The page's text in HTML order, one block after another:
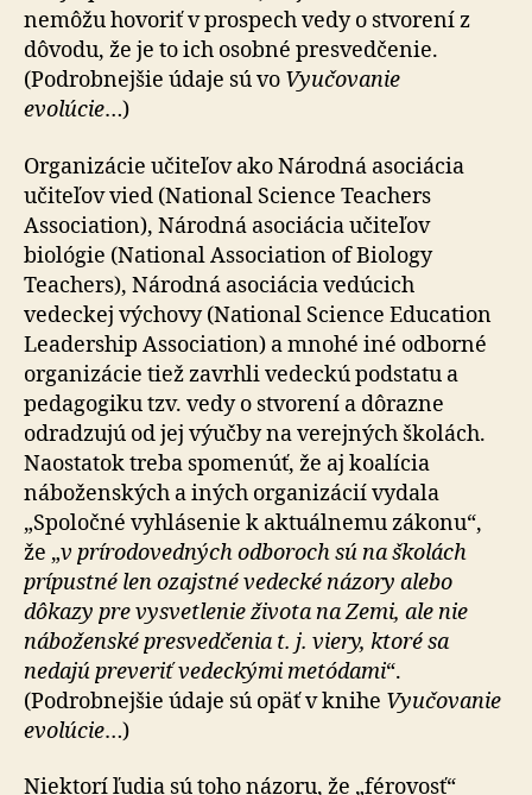
nemôžu hovoriť v prospech vedy o stvorení z
dôvodu, že je to ich osobné presvedčenie.
(Podrobnejšie údaje sú vo Vyučovanie
evolúcie…)
Organizácie učiteľov ako Národná asociácia
učiteľov vied (National Science Teachers
Association), Národná asociácia učiteľov
biológie (National Association of Biology
Teachers), Národná asociácia vedúcich
vedeckej výchovy (National Science Education
Leadership Association) a mnohé iné odborné
organizácie tiež zavrhli vedeckú podstatu a
pedagogiku tzv. vedy o stvorení a dôrazne
odradzujú od jej výučby na verejných školách.
Naostatok treba spomenúť, že aj koalícia
náboženských a iných organizácií vydala
„Spoločné vyhlásenie k aktuálnemu zákonu“,
že „v prírodovedných odboroch sú na školách
prípustné len ozajstné vedecké názory alebo
dôkazy pre vysvetlenie života na Zemi, ale nie
náboženské presvedčenia t. j. viery, ktoré sa
nedajú preveriť vedeckými metódami“.
(Podrobnejšie údaje sú opäť v knihe Vyučovanie
evolúcie…)
Niektorí ľudia sú toho názoru, že „férovosť“